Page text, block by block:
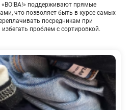
«ВО!ВА!» поддерживают прямые
что позволяет быть в курсе самых
посредникам при
проблем с сортировкой.